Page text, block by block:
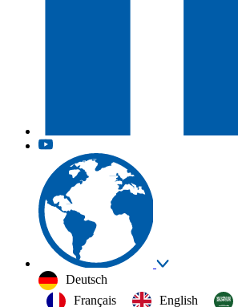
Deutsch
Français
English